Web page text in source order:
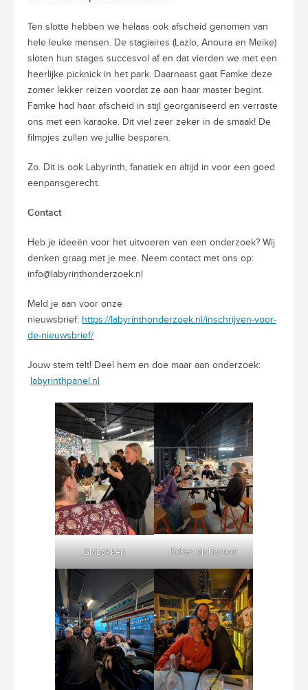
Ten slotte hebben we helaas ook afscheid genomen van
hele leuke mensen. De stagiaires (Lazlo, Anoura en Meike)
sloten hun stages succesvol af en dat vierden we met een
heerlijke picknick in het park. Daarnaast gaat Famke deze
zomer lekker reizen voordat ze aan haar master begint.
Famke had haar afscheid in stijl georganiseerd en verraste
ons met een karaoke. Dit viel zeer zeker in de smaak! De
filmpjes zullen we jullie besparen.
Zo. Dit is ook Labyrinth, fanatiek en altijd in voor een goed
eenpansgerecht.
Contact
Heb je ideeën voor het uitvoeren van een onderzoek? Wij
denken graag met je mee. Neem contact met ons op:
info@labyrinthonderzoek.nl
Meld je aan voor onze
nieuwsbrief: https://labyrinthonderzoek.nl/inschrijven-voor-
de-nieuwsbrief/
Jouw stem telt! Deel hem en doe maar aan onderzoek:
labyrinthpanel.nl
Slabakken Koken op kantoor